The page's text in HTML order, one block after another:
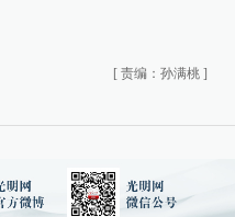
[ 责编：孙满桃 ]